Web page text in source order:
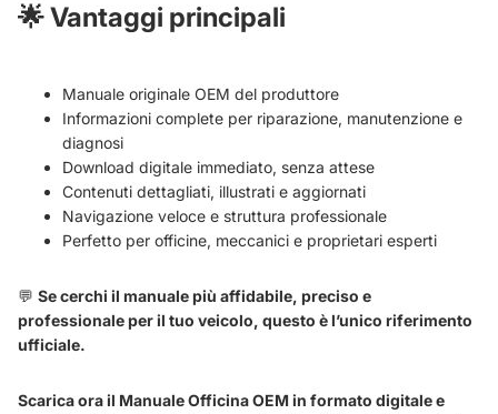
🌟Vantaggi principali
Manuale originale OEM del produttore
Informazioni complete per riparazione, manutenzione e
diagnosi
Download digitale immediato, senza attese
Contenuti dettagliati, illustrati e aggiornati
Navigazione veloce e struttura professionale
Perfetto per officine, meccanici e proprietari esperti
💬 Se cerchi il manuale più affidabile, preciso e
professionale per il tuo veicolo, questo è l’unico riferimento
ufficiale.
Scarica ora il Manuale Officina OEM in formato digitale e